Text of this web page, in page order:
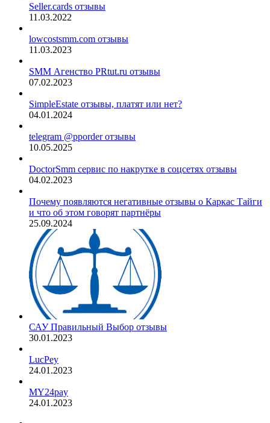
Seller.cards отзывы
11.03.2022
lowcostsmm.com отзывы
11.03.2023
SMM Агенство PRtut.ru отзывы
07.02.2023
SimpleEstate отзывы, платят или нет?
04.01.2024
telegram @pporder отзывы
10.05.2025
DoctorSmm сервис по накрутке в соцсетях отзывы
04.02.2023
Почему появляются негативные отзывы о Каркас Тайги
и что об этом говорят партнёры
25.09.2024
САУ Правильный Выбор отзывы
30.01.2023
LucPey
24.01.2023
MY24pay
24.01.2023